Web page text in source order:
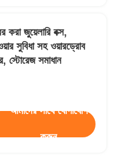
করা জুয়েলারি বক্স,
সুবিধা সহ ওয়ারড্রোব
স্টোরেজ সমাধান
আমাদের সাথে যোগাযোগ
করুন